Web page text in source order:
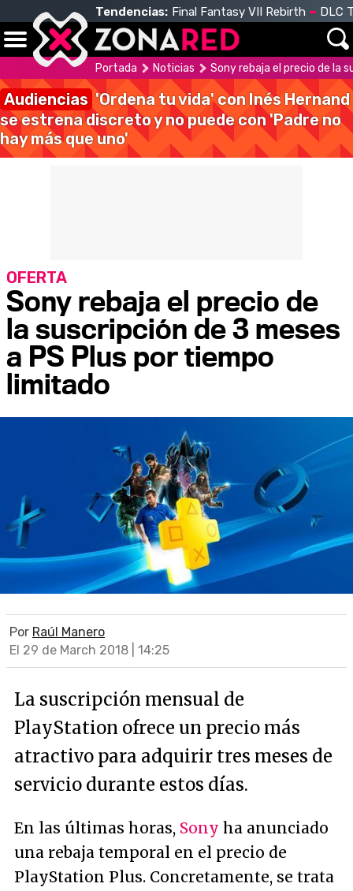
Tendencias: Final Fantasy VII Rebirth DLC
Portada Noticias Sony rebaja el precio de la
Audiencias 'Ordena tu vida' con Inés Hernand
se estrena discreto y no puede con 'Padre no
hay más que uno'
Sony rebaja el precio de
la suscripción de 3 meses
a PS Plus por tiempo
limitado
OFERTA
Por Raúl Manero
El 29 de March 2018 | 14:25
La suscripción mensual de
PlayStation ofrece un precio más
atractivo para adquirir tres meses de
servicio durante estos días.
En las últimas horas, Sony ha anunciado
una rebaja temporal en el precio de
PlayStation Plus. Concretamente, se trata